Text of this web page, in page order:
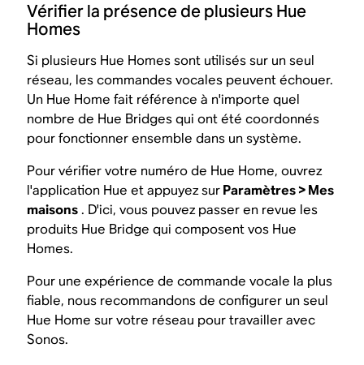
Vérifier la présence de plusieurs Hue
Homes
Si plusieurs Hue Homes sont utilisés sur un seul
réseau, les commandes vocales peuvent échouer.
Un Hue Home fait référence à n'importe quel
nombre de Hue Bridges qui ont été coordonnés
pour fonctionner ensemble dans un système.
Pour vérifier votre numéro de Hue Home, ouvrez
l'application Hue et appuyez surParamètres > Mes
maisons. D'ici, vous pouvez passer en revue les
produits Hue Bridge qui composent vos Hue
Homes.
Pour une expérience de commande vocale la plus
fiable, nous recommandons de configurer un seul
Hue Home sur votre réseau pour travailler avec
Sonos.